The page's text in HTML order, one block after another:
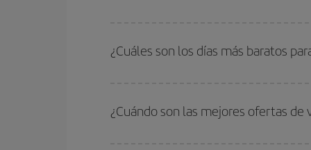
fechas y horarios de ida y vuelta.
¿Cuáles son los días más baratos
quieres ir y en qué fechas habías pensado
para que puedas encontrar la mejor oferta.
¿Cuándo son las mejores ofertas de